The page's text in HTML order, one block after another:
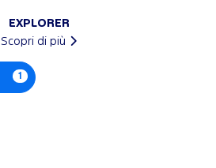
EXPLORER
Scopri di più
1